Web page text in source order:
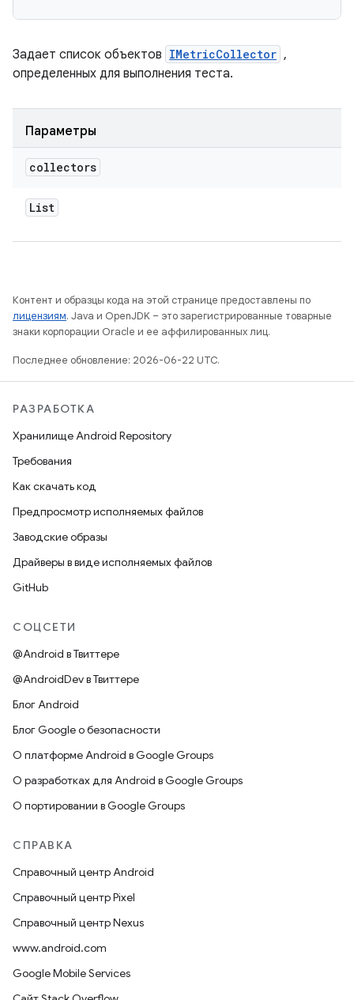
Задает список объектов IMetricCollector ,
определенных для выполнения теста.
Параметры
collectors
List
Контент и образцы кода на этой странице предоставлены по
лицензиям. Java и OpenJDK – это зарегистрированные товарные
знаки корпорации Oracle и ее аффилированных лиц.
Последнее обновление: 2026-06-22 UTC.
РАЗРАБОТКА
Хранилище Android Repository
Требования
Как скачать код
Предпросмотр исполняемых файлов
Заводские образы
Драйверы в виде исполняемых файлов
GitHub
СОЦСЕТИ
@Android в Твиттере
@AndroidDev в Твиттере
Блог Android
Блог Google о безопасности
О платформе Android в Google Groups
О разработках для Android в Google Groups
О портировании в Google Groups
СПРАВКА
Справочный центр Android
Справочный центр Pixel
Справочный центр Nexus
www.android.com
Google Mobile Services